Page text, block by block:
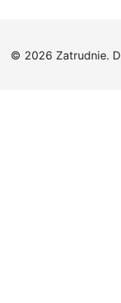
© 2026 Zatrudnie.